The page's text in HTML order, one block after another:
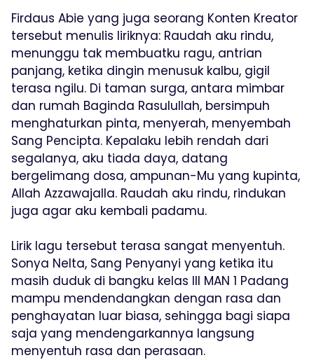
Firdaus Abie yang juga seorang Konten Kreator
tersebut menulis liriknya: Raudah aku rindu,
menunggu tak membuatku ragu, antrian
panjang, ketika dingin menusuk kalbu, gigil
terasa ngilu. Di taman surga, antara mimbar
dan rumah Baginda Rasulullah, bersimpuh
menghaturkan pinta, menyerah, menyembah
Sang Pencipta. Kepalaku lebih rendah dari
segalanya, aku tiada daya, datang
bergelimang dosa, ampunan-Mu yang kupinta,
Allah Azzawajalla. Raudah aku rindu, rindukan
juga agar aku kembali padamu.
Lirik lagu tersebut terasa sangat menyentuh.
Sonya Nelta, Sang Penyanyi yang ketika itu
masih duduk di bangku kelas III MAN 1 Padang
mampu mendendangkan dengan rasa dan
penghayatan luar biasa, sehingga bagi siapa
saja yang mendengarkannya langsung
menyentuh rasa dan perasaan.